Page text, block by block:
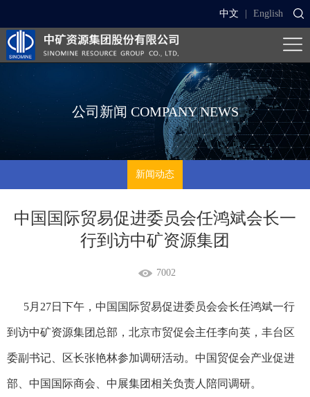
中文 English
公司新闻 COMPANY NEWS
新闻动态
中国国际贸易促进委员会任鸿斌会长一
行到访中矿资源集团
7002
5月27日下午，中国国际贸易促进委员会会长任鸿斌一行
到访中矿资源集团总部，北京市贸促会主任李向英，丰台区
委副书记、区长张艳林参加调研活动。中国贸促会产业促进
部、中国国际商会、中展集团相关负责人陪同调研。